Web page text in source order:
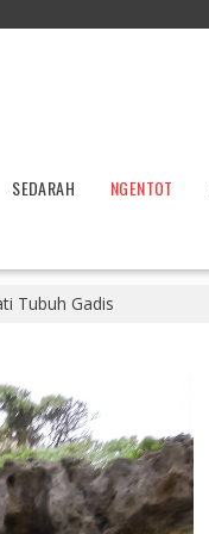
SEDARAH NGENTOT
Tubuh Gadis